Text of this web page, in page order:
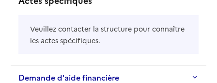
Veuillez contacter la structure pour connaître
les actes spécifiques.
Demande d'aide financière